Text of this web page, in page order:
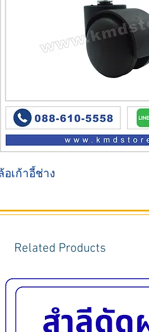
อเก้าอี้ช่าง
Related Products